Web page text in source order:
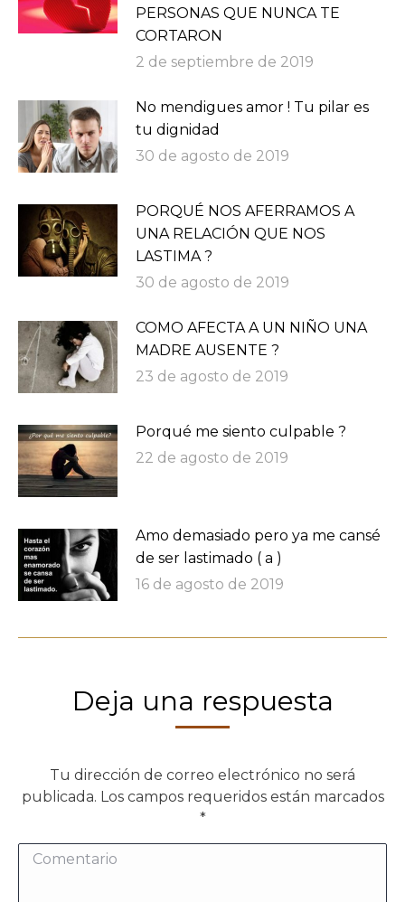
PERSONAS QUE NUNCA TE
CORTARON
2 de septiembre de 2019
No mendigues amor ! Tu pilar es
tu dignidad
30 de agosto de 2019
PORQUÉ NOS AFERRAMOS A
UNA RELACIÓN QUE NOS
LASTIMA ?
30 de agosto de 2019
COMO AFECTA A UN NIÑO UNA
MADRE AUSENTE ?
23 de agosto de 2019
Porqué me siento culpable ?
22 de agosto de 2019
Amo demasiado pero ya me cansé
de ser lastimado ( a )
16 de agosto de 2019
Deja una respuesta
Tu dirección de correo electrónico no será
publicada. Los campos requeridos están marcados
*
Comentario